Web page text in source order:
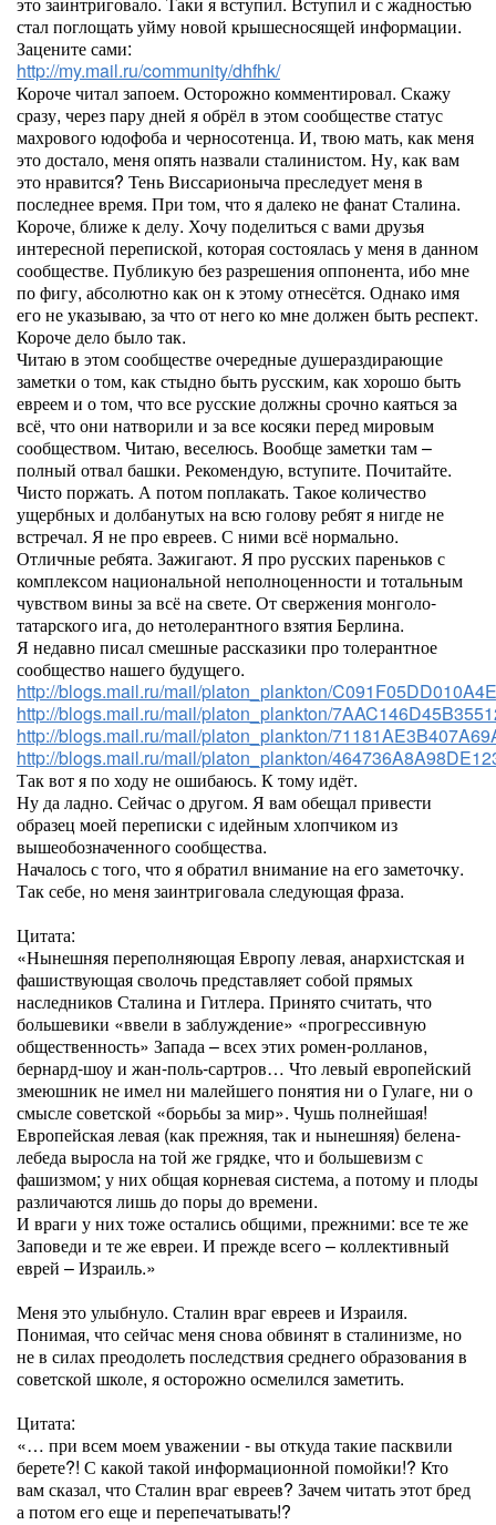
стал поглощать уйму новой крышесносящей информации.
Зацените сами:
http://my.mail.ru/community/dhfhk/
Короче читал запоем. Осторожно комментировал. Скажу
сразу, через пару дней я обрёл в этом сообществе статус
махрового юдофоба и черносотенца. И, твою мать, как меня
это достало, меня опять назвали сталинистом. Ну, как вам
это нравится? Тень Виссарионыча преследует меня в
последнее время. При том, что я далеко не фанат Сталина.
Короче, ближе к делу. Хочу поделиться с вами друзья
интересной перепиской, которая состоялась у меня в данном
сообществе. Публикую без разрешения оппонента, ибо мне
по фигу, абсолютно как он к этому отнесётся. Однако имя
его не указываю, за что от него ко мне должен быть респект.
Короче дело было так.
Читаю в этом сообществе очередные душераздирающие
заметки о том, как стыдно быть русским, как хорошо быть
евреем и о том, что все русские должны срочно каяться за
всё, что они натворили и за все косяки перед мировым
сообществом. Читаю, веселюсь. Вообще заметки там –
полный отвал башки. Рекомендую, вступите. Почитайте.
Чисто поржать. А потом поплакать. Такое количество
ущербных и долбанутых на всю голову ребят я нигде не
встречал. Я не про евреев. С ними всё нормально.
Отличные ребята. Зажигают. Я про русских пареньков с
комплексом национальной неполноценности и тотальным
чувством вины за всё на свете. От свержения монголо-
татарского ига, до нетолерантного взятия Берлина.
Я недавно писал смешные рассказики про толерантное
сообщество нашего будущего.
http://blogs.mail.ru/mail/platon_plankton/
http://blogs.mail.ru/mail/platon_plankton/
http://blogs.mail.ru/mail/platon_plankton/
http://blogs.mail.ru/mail/platon_plankton/
Так вот я по ходу не ошибаюсь. К тому идёт.
Ну да ладно. Сейчас о другом. Я вам обещал привести
образец моей переписки с идейным хлопчиком из
вышеобозначенного сообщества.
Началось с того, что я обратил внимание на его заметочку.
Так себе, но меня заинтриговала следующая фраза.
Цитата:
«Нынешняя переполняющая Европу левая, анархистская и
фашиствующая сволочь представляет собой прямых
наследников Сталина и Гитлера. Принято считать, что
большевики «ввели в заблуждение» «прогрессивную
общественность» Запада – всех этих ромен-ролланов,
бернард-шоу и жан-поль-сартров… Что левый европейский
змеюшник не имел ни малейшего понятия ни о Гулаге, ни о
смысле советской «борьбы за мир». Чушь полнейшая!
Европейская левая (как прежняя, так и нынешняя) белена-
лебеда выросла на той же грядке, что и большевизм с
фашизмом; у них общая корневая система, а потому и плоды
различаются лишь до поры до времени.
И враги у них тоже остались общими, прежними: все те же
Заповеди и те же евреи. И прежде всего – коллективный
еврей – Израиль.»
Меня это улыбнуло. Сталин враг евреев и Израиля.
Понимая, что сейчас меня снова обвинят в сталинизме, но
не в силах преодолеть последствия среднего образования в
советской школе, я осторожно осмелился заметить.
Цитата:
«… при всем моем уважении - вы откуда такие пасквили
берете?! С какой такой информационной помойки!? Кто
вам сказал, что Сталин враг евреев? Зачем читать этот бред
а потом его еще и перепечатывать!?